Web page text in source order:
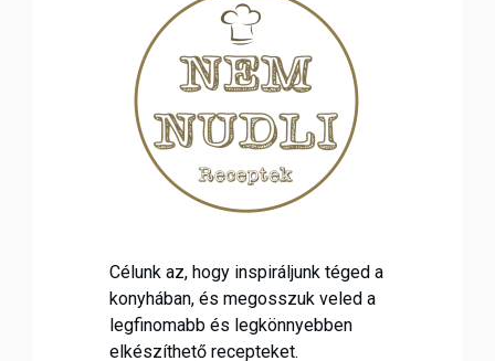
Célunk az, hogy inspiráljunk téged a
konyhában, és megosszuk veled a
legfinomabb és legkönnyebben
elkészíthető recepteket.